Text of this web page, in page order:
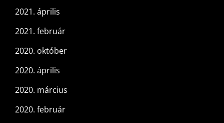
2021. április
2021. február
2020. október
2020. április
2020. március
2020. február